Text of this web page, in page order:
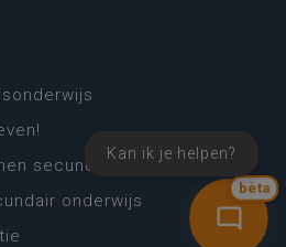
bèta
Kan ik je helpen?
secundair onderwijs
onderwijs